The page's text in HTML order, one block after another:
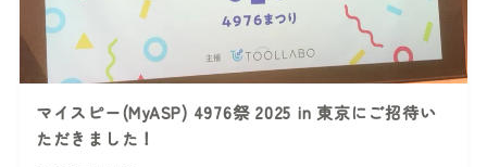
マイスピー(MyASP) 4976祭 2025 in 東京にご招待い
ただきました！